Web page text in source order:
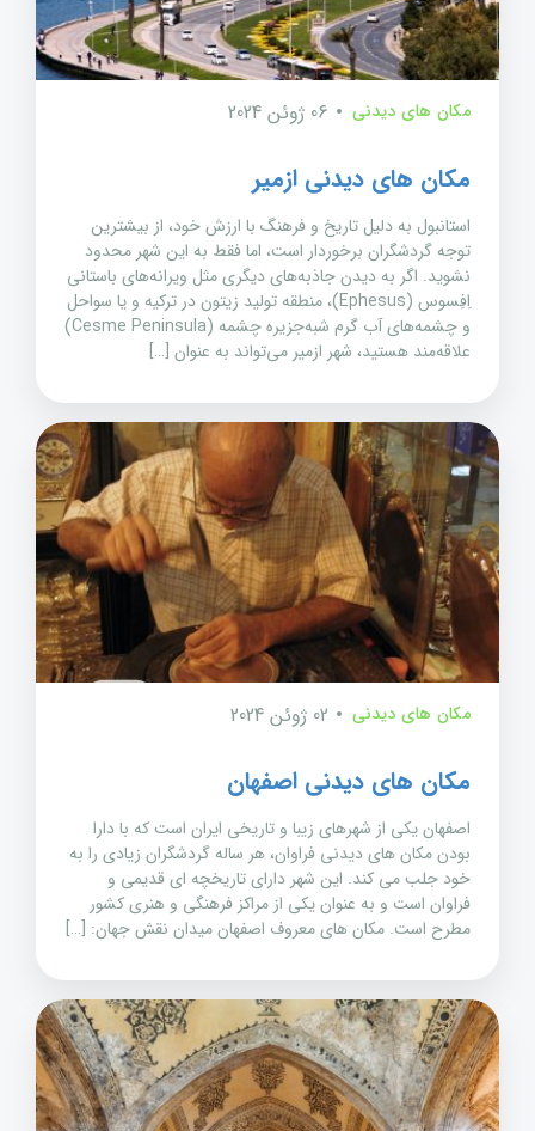
مکان های دیدنی 06 ژوئن 2024
مکان های دیدنی ازمیر
استانبول به دلیل تاریخ و فرهنگ با ارزش خود، از بیشترین
توجه گردشگران برخوردار است، اما فقط به این شهر محدود
نشوید. اگر به دیدن جاذبه‌های دیگری مثل ویرانه‌های باستانی
اِفِسوس (Ephesus)، منطقه تولید زیتون در ترکیه و یا سواحل
و چشمه‌های آب گرم شبه‌جزیره چشمه (Cesme Peninsula)
علاقه‌مند هستید، شهر ازمیر می‌تواند به عنوان […]
مکان های دیدنی 02 ژوئن 2024
مکان های دیدنی اصفهان
اصفهان یکی از شهرهای زیبا و تاریخی ایران است که با دارا
بودن مکان های دیدنی فراوان، هر ساله گردشگران زیادی را به
خود جلب می کند. این شهر دارای تاریخچه ای قدیمی و
فراوان است و به عنوان یکی از مراکز فرهنگی و هنری کشور
مطرح است. مکان های معروف اصفهان میدان نقش جهان: […]